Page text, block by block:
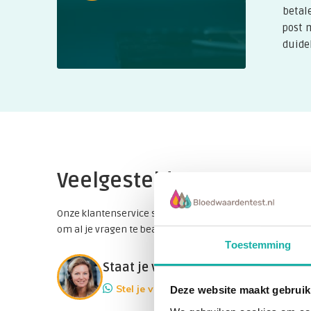
Toestemming
Deze website maakt
post
Veelgestelde vragen
Onze klantenservice staat natuurlijk ook voor je klaar
om al je vragen te beantwoorden!
Staat je vraag er niet bij?
Stel je vraag